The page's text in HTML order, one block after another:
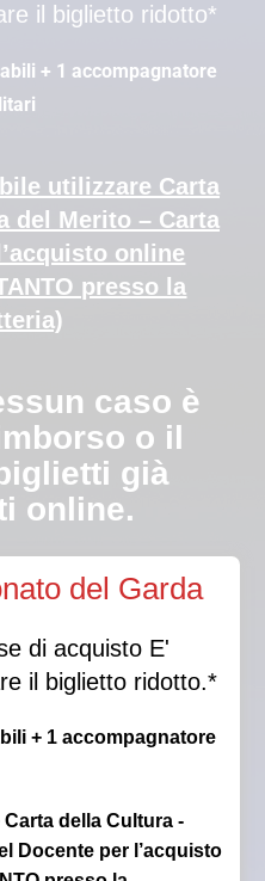
il biglietto ridotto*
+ 1 accompagnatore
utilizzare Carta
del Merito – Carta
online
presso la
caso è
o il
già
online.
il posto scelto.
del Garda
di acquisto E'
il biglietto ridotto.*
+ 1 accompagnatore
della Cultura -
Docente per l’acquisto